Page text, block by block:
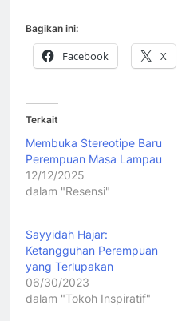
Bagikan ini:
Facebook X
Terkait
Membuka Stereotipe Baru
Perempuan Masa Lampau
12/12/2025
dalam "Resensi"
Sayyidah Hajar:
Ketangguhan Perempuan
yang Terlupakan
06/30/2023
dalam "Tokoh Inspiratif"